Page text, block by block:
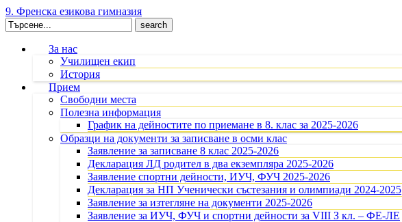
9. Френска езикова гимназия
Search
for:
За нас
Училищен екип
История
Прием
Свободни места
Полезна информация
График на дейностите по приемане в 8. клас за 2025-2026
Образци на документи за записване в осми клас
Заявление за записване 8 клас 2025-2026
Декларация ЛД родител в два екземпляра 2025-2026
Заявление спортни дейности, ИУЧ, ФУЧ 2025-2026
Декларация за НП Ученически състезания и олимпиади 2024-2025
Заявление за изтегляне на документи 2025-2026
Заявление за ИУЧ, ФУЧ и спортни дейности за VIII З кл. – ФЕ-ЛЕ